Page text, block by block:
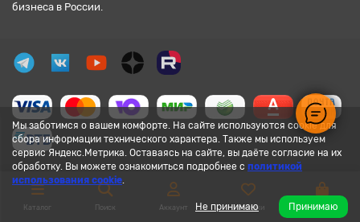
Мы заботимся о вашем комфорте. На сайте используются cookie для
сбора информации технического характера. Также мы используем
сервис Яндекс.Метрика. Оставаясь на сайте, вы даёте согласие на их
обработку. Вы можете ознакомиться подробнее с политикой
использования cookie.
Не принимаю Принимаю
бизнеса в России.
Каталог Поиск Аккаунт Закладки Корзина